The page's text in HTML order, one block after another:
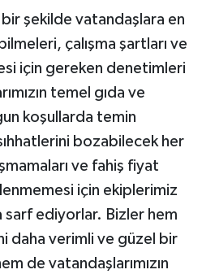
şekilde vatandaşlara en
çalışma şartları ve
için gereken denetimleri
temel gıda ve
koşullarda temin
bozabilecek her
ve fahiş fiyat
için ekiplerimiz
sarf ediyorlar. Bizler hem
daha verimli ve güzel bir
de vatandaşlarımızın